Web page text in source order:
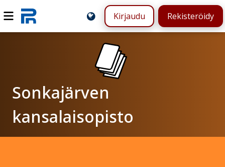
Kirjaudu Rekisteröidy
Sonkajärven
kansalaisopisto